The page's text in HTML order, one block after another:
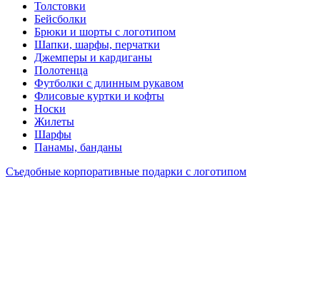
Толстовки
Бейсболки
Брюки и шорты с логотипом
Шапки, шарфы, перчатки
Джемперы и кардиганы
Полотенца
Футболки с длинным рукавом
Флисовые куртки и кофты
Носки
Жилеты
Шарфы
Панамы, банданы
Съедобные корпоративные подарки с логотипом